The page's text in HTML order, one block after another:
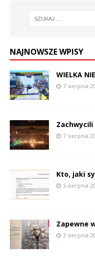
NAJNOWSZE WPISY
WIELKA
7 sierpnia
7 sierpnia
Kto, jaki
5 sierpnia
Zapewne
3 sierpnia